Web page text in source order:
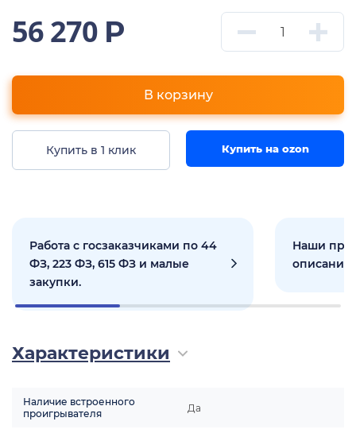
56 270 Р
В корзину
Купить в 1 клик Купить на ozon
Работа с госзаказчиками по 44
ФЗ, 223 ФЗ, 615 ФЗ и малые
закупки.
Наши
Характеристики
Наличие встроенного
проигрывателя
Да